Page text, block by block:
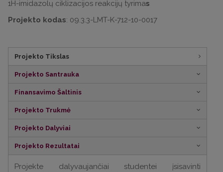
1H-imidazolų ciklizacijos reakcijų tyrimas
Projekto kodas: 09.3.3-LMT-K-712-10-0017
Projekto Tikslas
Projekto Santrauka
Finansavimo Šaltinis
Projekto Trukmė
Projekto Dalyviai
Projekto Rezultatai
Projekte dalyvaujančiai studentei įsisavinti